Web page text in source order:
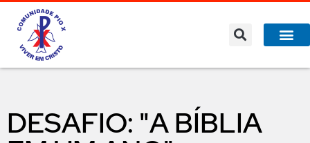
DESAFIO: "A BÍBLIA